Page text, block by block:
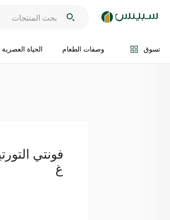
تسوق وصفات الطعام الحياة العصرية
اضف الى السلة
غ